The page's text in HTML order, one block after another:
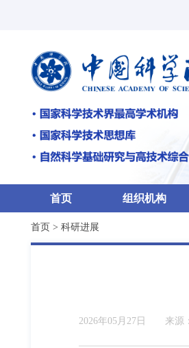
首页 组织机构
首页 > 科研进展
2026年05月27日 来源